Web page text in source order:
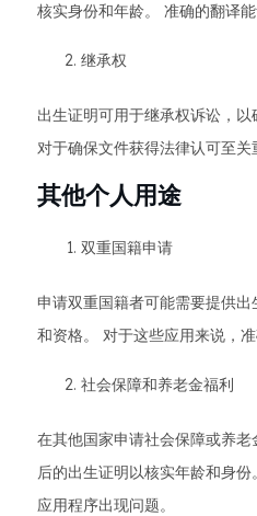
核实身份和年龄。 准确的翻译
继承权
出生证明可用于继承权诉讼，
对于确保文件获得法律认可至关
其他个人用途
双重国籍申请
申请双重国籍者可能需要提供
和资格。 对于这些应用来说，准
社会保障和养老金福利
在其他国家申请社会保障或养
后的出生证明以核实年龄和身
应用程序出现问题。